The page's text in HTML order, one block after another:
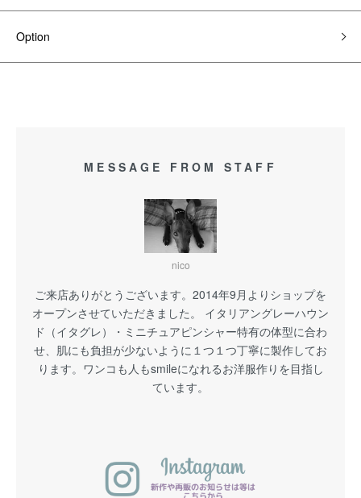
Option
MESSAGE FROM STAFF
nico
ご来店ありがとうございます。2014年9月よりショップを
オープンさせていただきました。 イタリアングレーハウン
ド（イタグレ）・ミニチュアピンシャー特有の体型に合わ
せ、肌にも負担が少ないように１つ１つ丁寧に製作してお
ります。ワンコも人もsmileになれるお洋服作りを目指し
ています。